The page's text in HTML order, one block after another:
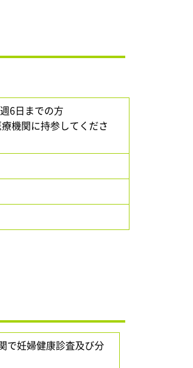
6日までの方
機関に持参してくださ
で妊婦健康診査及び分